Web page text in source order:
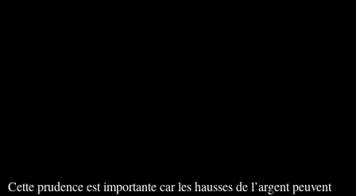
Cette prudence est importante car les hausses de l’argent peuvent